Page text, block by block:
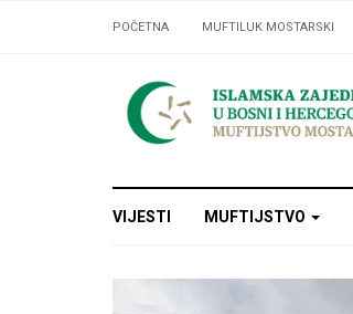
POČETNA MUFTILUK MOSTARSKI
VIJESTI MUFTIJSTVO